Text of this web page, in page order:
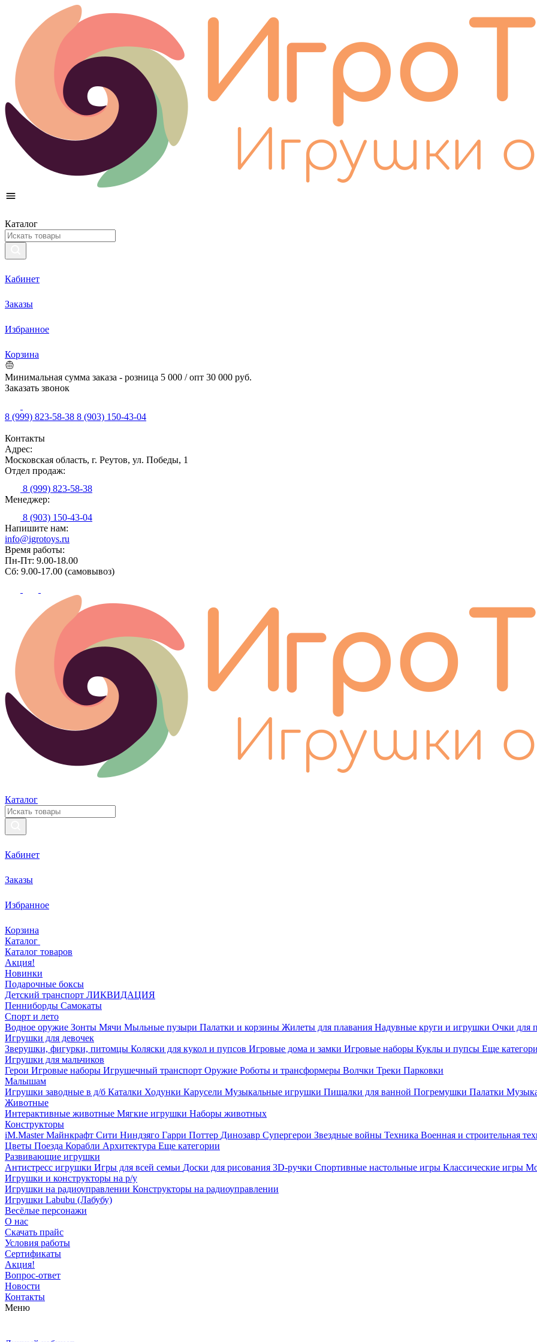
Каталог
Кабинет
Заказы
Избранное
Корзина
Минимальная сумма заказа - розница 5 000 / опт 30 000 руб.
Заказать звонок
8 (999) 823-58-38 8 (903) 150-43-04
Контакты
Адрес:
Московская область, г. Реутов, ул. Победы, 1
Отдел продаж:
8 (999) 823-58-38
Менеджер:
8 (903) 150-43-04
Напишите нам:
info@igrotoys.ru
Время работы:
Пн-Пт: 9.00-18.00
Сб: 9.00-17.00 (самовывоз)
Каталог
Кабинет
Заказы
Избранное
Корзина
Каталог
Каталог товаров
Акция!
Новинки
Подарочные боксы
Детский транспорт ЛИКВИДАЦИЯ
Пенниборды Самокаты
Спорт и лето
Водное оружие Зонты Мячи Мыльные пузыри Палатки и корзины Жилеты для плавания Надувные круги и игрушки Очки для
Игрушки для девочек
Зверушки, фигурки, питомцы Коляски для кукол и пупсов Игровые дома и замки Игровые наборы Куклы и пупсы Еще
Игрушки для мальчиков
Герои Игровые наборы Игрушечный транспорт Оружие Роботы и трансформеры Волчки Треки Парковки
Малышам
Игрушки заводные в д/б Каталки Ходунки Карусели Музыкальные игрушки Пищалки для ванной Погремушки Палатки
Животные
Интерактивные животные Мягкие игрушки Наборы животных
Конструкторы
iM.Master Майнкрафт Сити Ниндзяго Гарри Поттер Динозавр Супергерои Звездные войны Техника Военная и строительная
Цветы Поезда Корабли Архитектура Еще категории
Развивающие игрушки
Антистресс игрушки Игры для всей семьи Доски для рисования 3D-ручки Спортивные настольные игры Классические игры
Игрушки и конструкторы на р/у
Игрушки на радиоуправлении Конструкторы на радиоуправлении
Игрушки Labubu (Лабубу)
Весёлые персонажи
О нас
Скачать прайс
Условия работы
Сертификаты
Акция!
Вопрос-ответ
Новости
Контакты
Меню